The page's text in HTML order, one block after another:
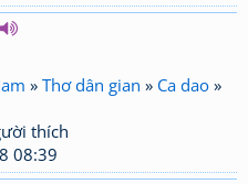
» Thơ dân gian » Ca dao »
thích
08:39